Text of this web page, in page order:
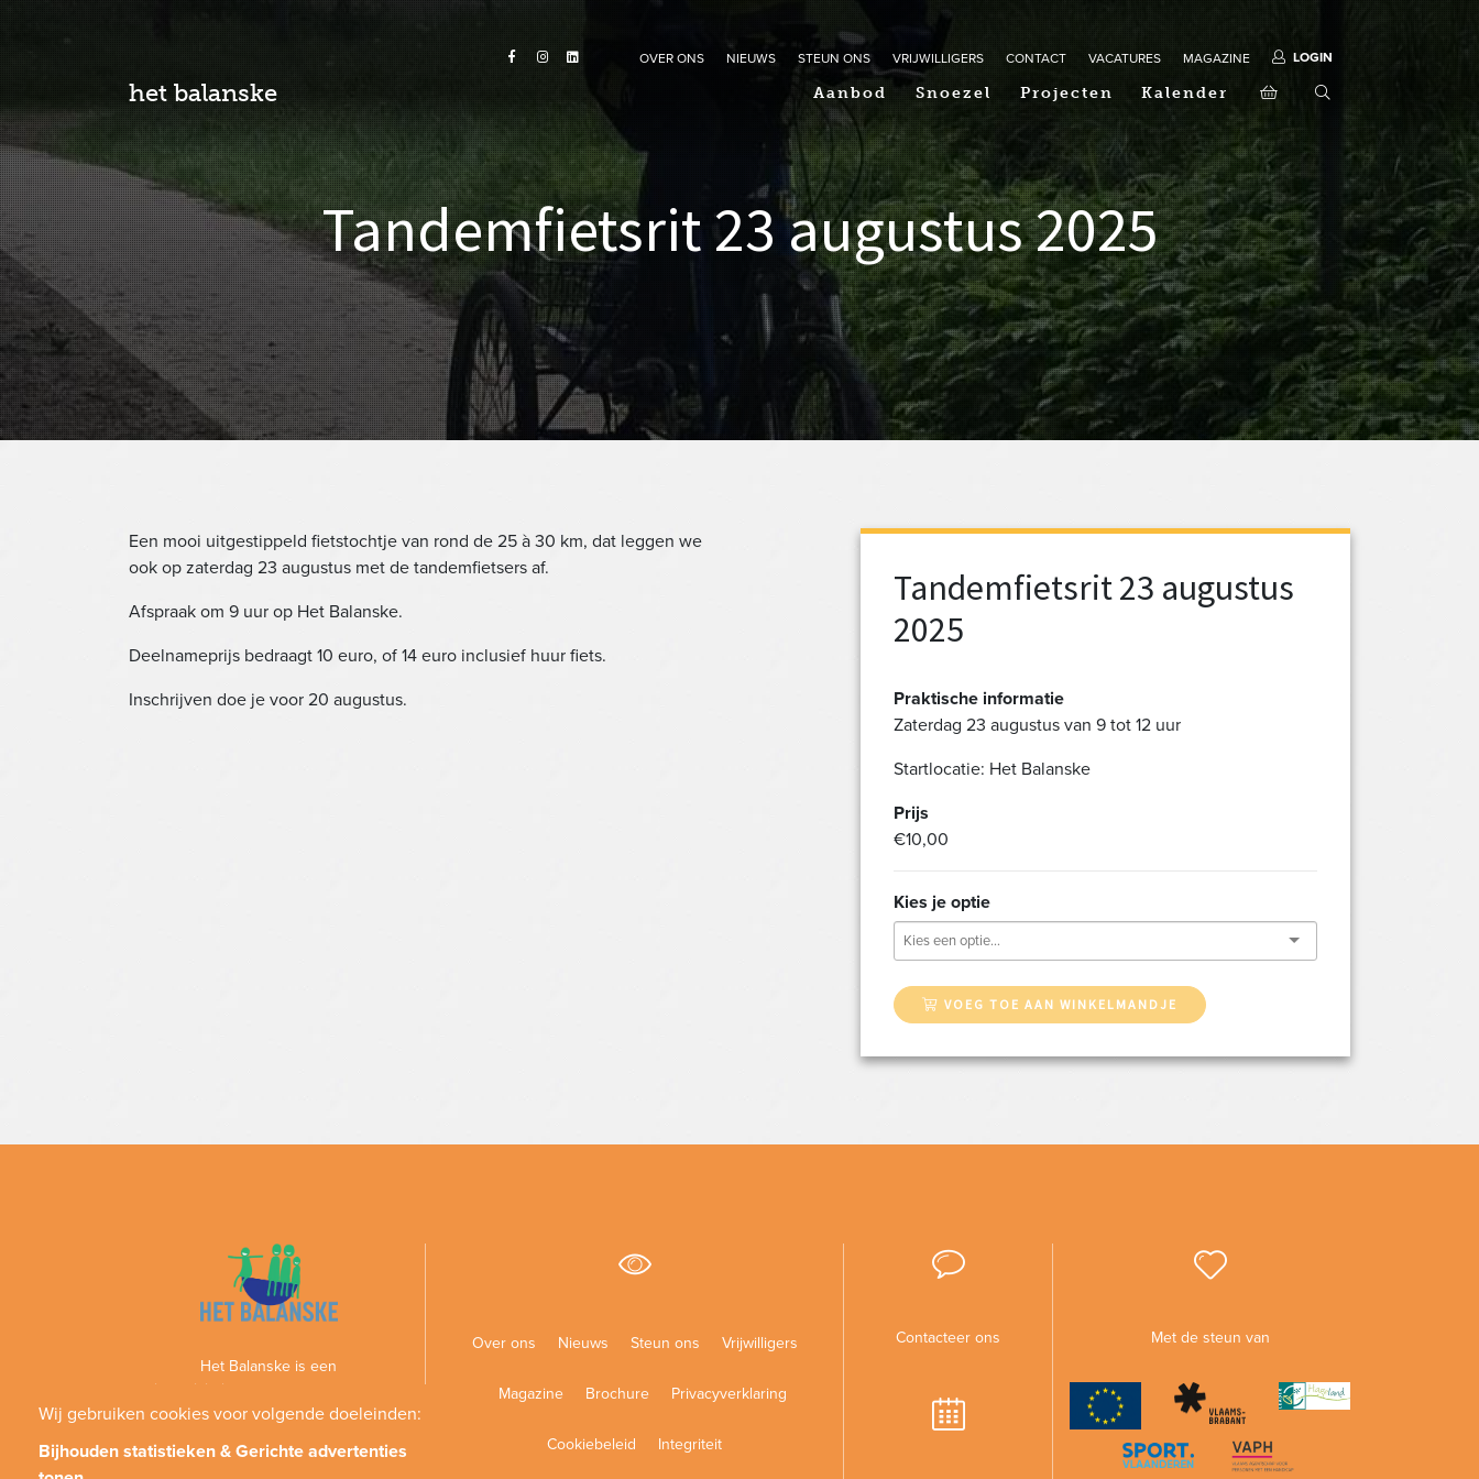
OVER ONS NIEUWS STEUN ONS VRIJWILLIGERS CONTACT VACATURES MAGAZINE LOGIN
het balanske Aanbod Snoezel Projecten Kalender
Tandemfietsrit 23 augustus 2025
Een mooi uitgestippeld fietstochtje van rond de 25 à 30 km, dat leggen we
ook op zaterdag 23 augustus met de tandemfietsers af.
Afspraak om 9 uur op Het Balanske.
Deelnameprijs bedraagt 10 euro, of 14 euro inclusief huur fiets.
Inschrijven doe je voor 20 augustus.
Tandemfietsrit 23 augustus
2025
Praktische informatie
Zaterdag 23 augustus van 9 tot 12 uur
Startlocatie: Het Balanske
Prijs
€10,00
Kies je optie
VOEG TOE AAN WINKELMANDJE
Het Balanske is een
gezinsactiviteitencentrum voor personen
met een handicap en hun gezin
Over ons Nieuws Steun ons Vrijwilligers
Magazine Brochure Privacyverklaring
Cookiebeleid Integriteit
Contacteer ons Met de steun van
Wij gebruiken cookies voor volgende doeleinden:
Bijhouden statistieken & Gerichte advertenties